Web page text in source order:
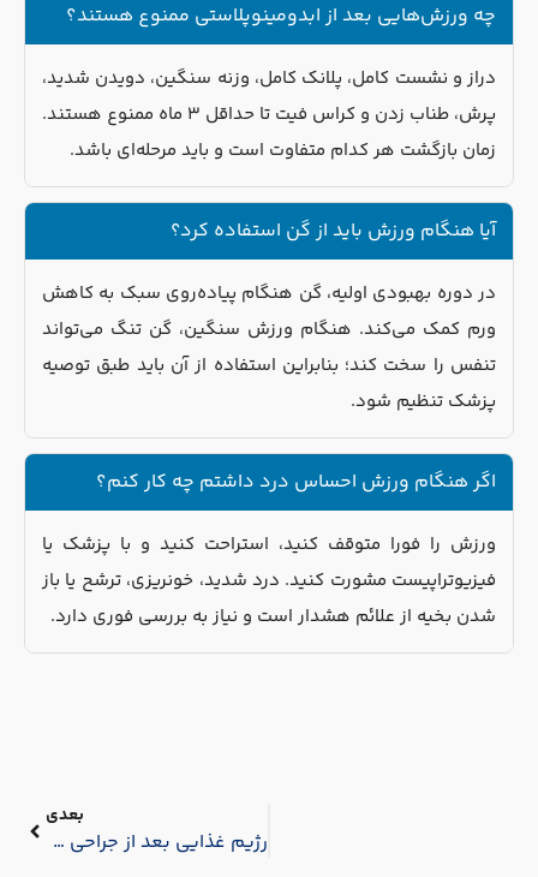
چه ورزش‌هایی بعد از ابدومینوپلاستی ممنوع هستند؟
دراز و نشست کامل، پلانک کامل، وزنه سنگین، دویدن شدید،
پرش، طناب زدن و کراس فیت تا حداقل ۳ ماه ممنوع هستند.
زمان بازگشت هر کدام متفاوت است و باید مرحله‌ای باشد.
آیا هنگام ورزش باید از گن استفاده کرد؟
در دوره بهبودی اولیه، گن هنگام پیاده‌روی سبک به کاهش
ورم کمک می‌کند. هنگام ورزش سنگین، گن تنگ می‌تواند
تنفس را سخت کند؛ بنابراین استفاده از آن باید طبق توصیه
پزشک تنظیم شود.
اگر هنگام ورزش احساس درد داشتم چه کار کنم؟
ورزش را فورا متوقف کنید، استراحت کنید و با پزشک یا
فیزیوتراپیست مشورت کنید. درد شدید، خونریزی، ترشح یا باز
شدن بخیه از علائم هشدار است و نیاز به بررسی فوری دارد.
بعدی
رژیم غذایی بعد از جراحی لاغری برای حفظ سلامت و کاهش وزن